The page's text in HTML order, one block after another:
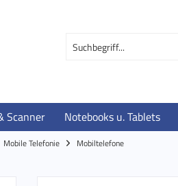
Scanner Notebooks u. Tablets
Mobile Telefonie Mobiltelefone